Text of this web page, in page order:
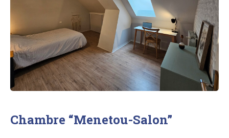
Chambre “Menetou-Salon”